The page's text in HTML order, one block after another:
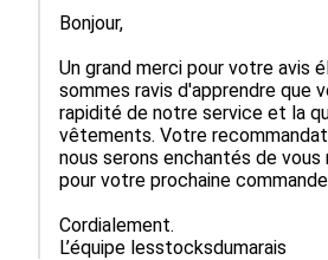
Bonjour,
Un grand merci pour votre avis
sommes ravis d'apprendre que
rapidité de notre service et la
vêtements. Votre
nous serons enchantés de
pour votre prochaine
Cordialement.
L’équipe lesstocksdumarais